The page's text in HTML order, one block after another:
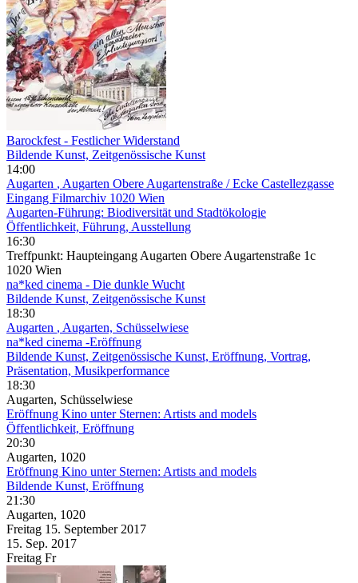
Barockfest - Festlicher Widerstand
Bildende Kunst, Zeitgenössische Kunst
14:00
Augarten , Augarten Obere Augartenstraße / Ecke Castellezgasse
Eingang Filmarchiv 1020 Wien
Augarten-Führung: Biodiversität und Stadtökologie
Öffentlichkeit, Führung, Ausstellung
16:30
Treffpunkt: Haupteingang Augarten Obere Augartenstraße 1c
1020 Wien
na*ked cinema - Die dunkle Wucht
Bildende Kunst, Zeitgenössische Kunst
18:30
Augarten , Augarten, Schüsselwiese
na*ked cinema -Eröffnung
Bildende Kunst, Zeitgenössische Kunst, Eröffnung, Vortrag,
Präsentation, Musikperformance
18:30
Augarten, Schüsselwiese
Eröffnung Kino unter Sternen: Artists and models
Öffentlichkeit, Eröffnung
20:30
Augarten, 1020
Eröffnung Kino unter Sternen: Artists and models
Bildende Kunst, Eröffnung
21:30
Augarten, 1020
Freitag 15. September 2017
15. Sep. 2017
Freitag Fr